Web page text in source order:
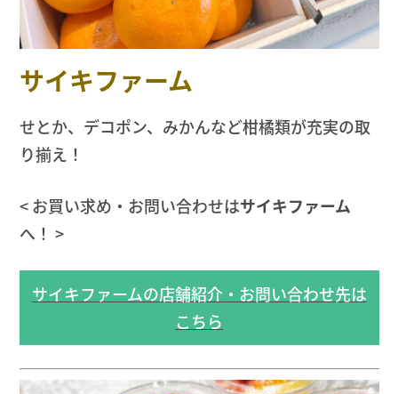
サイキファーム
せとか、デコポン、みかんなど柑橘類が充実の取
り揃え！
< お買い求め・お問い合わせはサイキファーム
へ！ >
サイキファームの店舗紹介・お問い合わせ先は
こちら